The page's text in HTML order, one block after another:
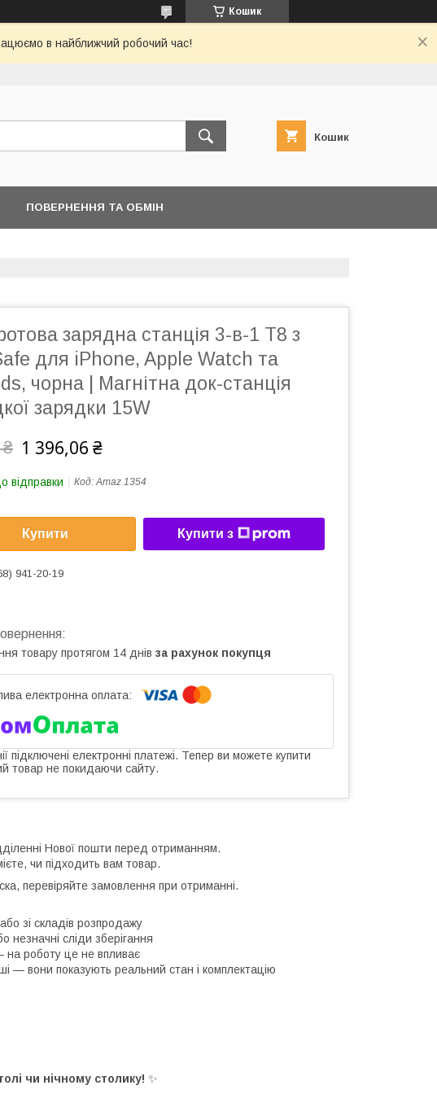
Кошик
в найближчий робочий час!
Кошик
ПОВЕРНЕННЯ ТА ОБМІН
зарядна станція 3-в-1 T8 з
для iPhone, Apple Watch та
чорна | Магнітна док-станція
зарядки 15W
₴ 1 396,06 ₴
відправки Код:Amaz 1354
Купити Купити з
941-20-19
товару протягом 14 днів за рахунок покупця
підключені електронні платежі. Тепер ви можете купити
товар не покидаючи сайту.
Нової пошти перед отриманням.
чи підходить вам товар.
перевіряйте замовлення при отриманні.
зі складів розпродажу
незначні сліди зберігання
на роботу це не впливає
— вони показують реальний стан і комплектацію
чи нічному столику! ✨